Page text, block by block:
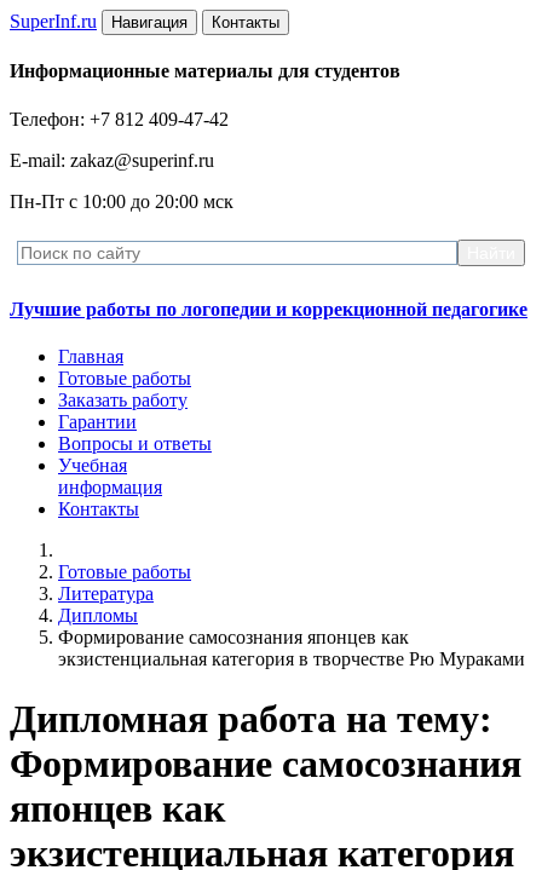
SuperInf.ru Навигация Контакты
Информационные материалы для студентов
Телефон: +7 812 409-47-42
E-mail: zakaz@superinf.ru
Пн-Пт с 10:00 до 20:00 мск
Лучшие работы по логопедии и коррекционной педагогике
Главная
Готовые работы
Заказать работу
Гарантии
Вопросы и ответы
Учебная
информация
Контакты
Готовые работы
Литература
Дипломы
Формирование самосознания японцев как
экзистенциальная категория в творчестве Рю Мураками
Дипломная работа на тему:
Формирование самосознания
японцев как
экзистенциальная категория